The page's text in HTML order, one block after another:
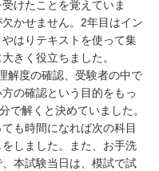
けたことを覚えていま
かせません。2年目はイン
はりテキストを使って集
きく役立ちました。
解度の確認、受験者の中で
の確認という目的をもっ
で解くと決めていました。
も時間になれば次の科目
しました。また、お手洗
本試験当日は、模試で試